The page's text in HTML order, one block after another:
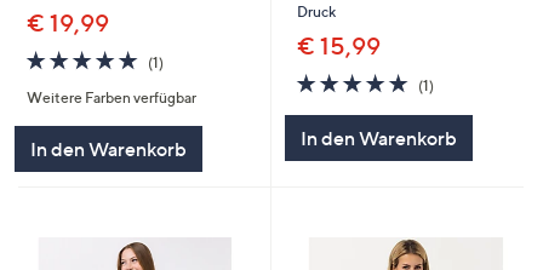
€ 19,99
5.0
von
5
(1)
Weitere Farben verfügbar
In den Warenkorb
Druck
€ 15,99
5.0
von
5
(1)
In den Warenkorb